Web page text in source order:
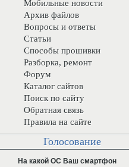
Мобильные новости
Архив файлов
Вопросы и ответы
Статьи
Способы прошивки
Разборка, ремонт
Форум
Каталог сайтов
Поиск по сайту
Обратная связь
Правила на сайте
Голосование
На какой ОС Ваш смартфон